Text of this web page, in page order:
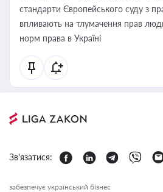
стандарти Європейського суду з
впливають на тлумачення прав
норм права в Україні
Зв'язатися:
забезпечує український бізнес